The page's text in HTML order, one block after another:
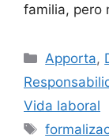
familia, pero
Apporta,
Vida laboral
Etiquetas